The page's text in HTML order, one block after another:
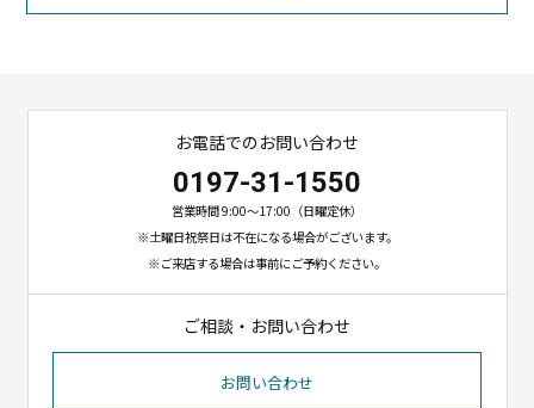
お電話でのお問い合わせ
0197-31-1550
営業時間 9:00〜17:00（日曜定休）
※土曜日祝祭日は不在になる場合がございます。
※ご来店する場合は事前にご予約ください。
ご相談・お問い合わせ
お問い合わせ